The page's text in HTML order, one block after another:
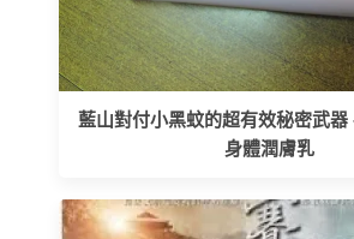
藍山對付小黑蚊的超有效秘密武器
身體潤膚乳